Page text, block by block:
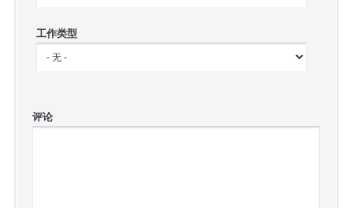
工作类型
评论